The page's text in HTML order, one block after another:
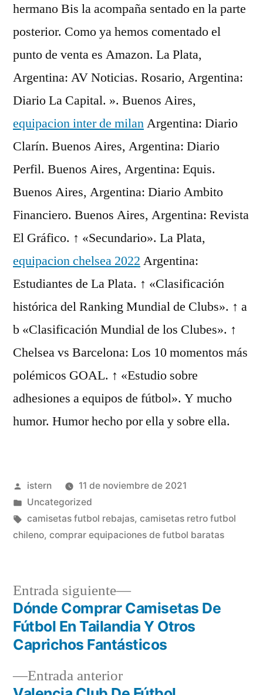
hermano Bis la acompaña sentado en la parte
posterior. Como ya hemos comentado el
punto de venta es Amazon. La Plata,
Argentina: AV Noticias. Rosario, Argentina:
Diario La Capital. ». Buenos Aires,
equipacion inter de milanArgentina: Diario
Clarín. Buenos Aires, Argentina: Diario
Perfil. Buenos Aires, Argentina: Equis.
Buenos Aires, Argentina: Diario Ambito
Financiero. Buenos Aires, Argentina: Revista
El Gráfico. ↑ «Secundario». La Plata,
equipacion chelsea 2022 Argentina:
Estudiantes de La Plata. ↑ «Clasificación
histórica del Ranking Mundial de Clubs». ↑ a
b «Clasificación Mundial de los Clubes». ↑
Chelsea vs Barcelona: Los 10 momentos más
polémicos GOAL. ↑ «Estudio sobre
adhesiones a equipos de fútbol». Y mucho
humor. Humor hecho por ella y sobre ella.
Publicado
por
istern
11 de noviembre de 2021
Publicado
en
Uncategorized
Etiquetas:
camisetas futbol rebajas, camisetas retro futbol
chileno, comprar equipaciones de futbol baratas
Navegación
de
entradas
Entrada anteriorEntrada
Entrada siguiente
Entrada
siguiente:
Dónde Comprar Camisetas De
Fútbol En Tailandia Y Otros
Caprichos Fantásticos